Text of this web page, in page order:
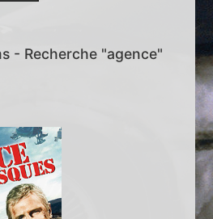
- Recherche "agence"